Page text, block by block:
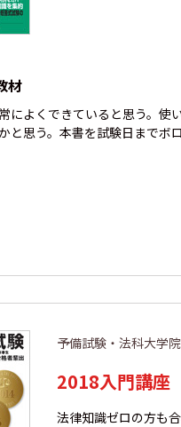
材
によくできていると思う。使
と思う。本書を試験日までボ
予備試験・法科大学
2018入門講座
法律知識ゼロの方も